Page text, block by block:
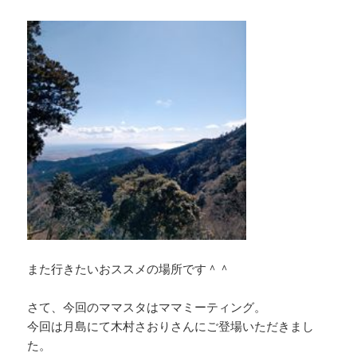
また行きたいおススメの場所です＾＾
さて、今回のママスタはママミーティング。
今回は月島にて木村さおりさんにご登場いただきまし
た。